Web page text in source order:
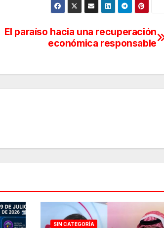
El paraíso hacia una recuperación
económica responsable
SIN CATEGORÍA